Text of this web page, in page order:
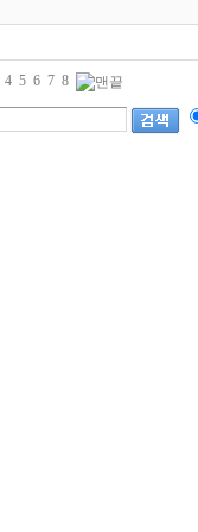
4 5 6 7 8